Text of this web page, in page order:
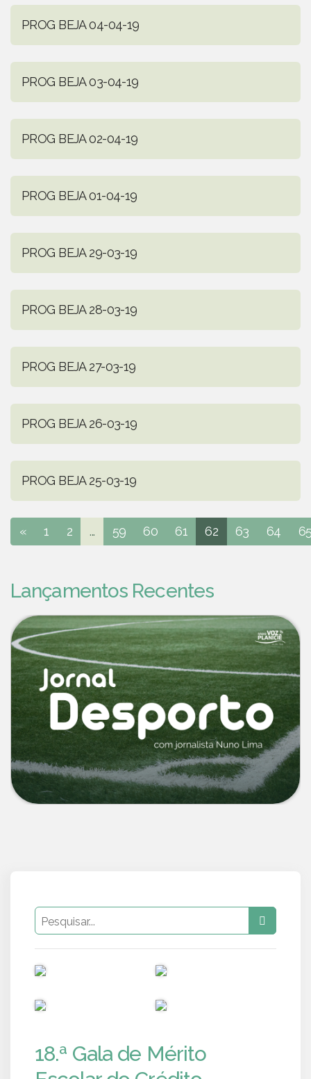
PROG BEJA 04-04-19
PROG BEJA 03-04-19
PROG BEJA 02-04-19
PROG BEJA 01-04-19
PROG BEJA 29-03-19
PROG BEJA 28-03-19
PROG BEJA 27-03-19
PROG BEJA 26-03-19
PROG BEJA 25-03-19
« 1 2 ... 59 60 61 62 63 64
Lançamentos Recentes
18.ª Gala de Mérito